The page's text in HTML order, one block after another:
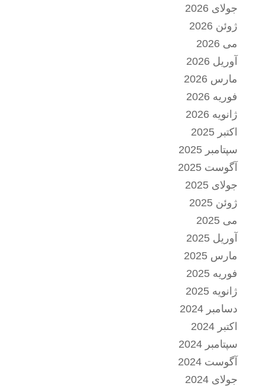
جولای 2026
ژوئن 2026
می 2026
آوریل 2026
مارس 2026
فوریه 2026
ژانویه 2026
اکتبر 2025
سپتامبر 2025
آگوست 2025
جولای 2025
ژوئن 2025
می 2025
آوریل 2025
مارس 2025
فوریه 2025
ژانویه 2025
دسامبر 2024
اکتبر 2024
سپتامبر 2024
آگوست 2024
جولای 2024